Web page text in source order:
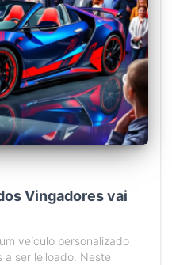
Vingadores vai
veículo personalizado
a ser leiloado. Neste